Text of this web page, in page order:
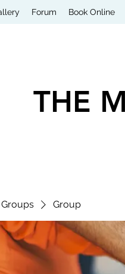
Forum Book Online
THE
Groups Group